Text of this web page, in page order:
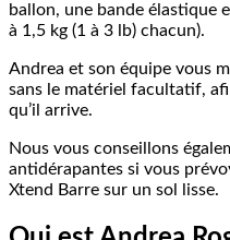
ballon, une bande élastique
à 1,5 kg (1 à 3 lb) chacun).
Andrea et son équipe vous
sans le matériel facultatif,
qu’il arrive.
Nous vous conseillons
antidérapantes si vous
Xtend Barre sur un sol lisse.